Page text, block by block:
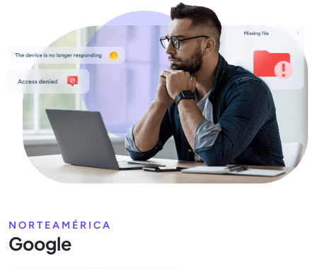
NORTEAMÉRICA
Google